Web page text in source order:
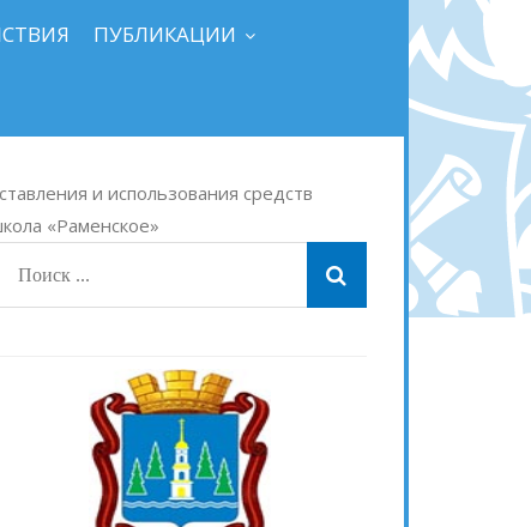
ПУБЛИКАЦИИ
и использования средств
«Раменское»